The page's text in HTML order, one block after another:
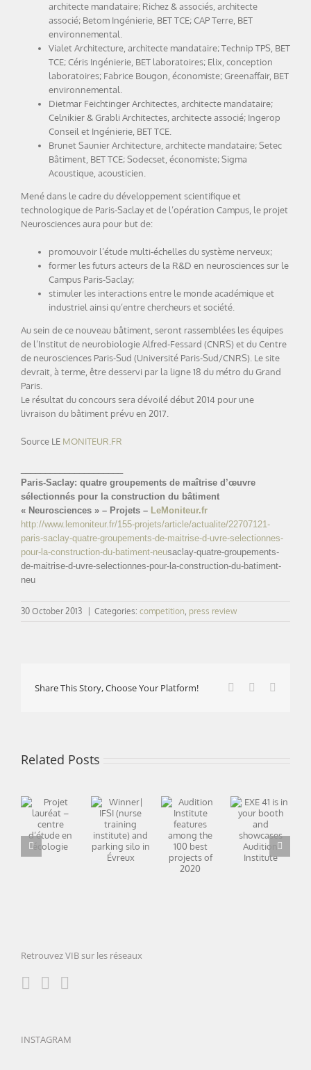
architecte mandataire; Richez & associés, architecte
associé; Betom Ingénierie, BET TCE; CAP Terre, BET
environnemental.
Vialet Architecture, architecte mandataire; Technip TPS, BET
TCE; Céris Ingénierie, BET laboratoires; Elix, conception
laboratoires; Fabrice Bougon, économiste; Greenaffair, BET
environnemental.
Dietmar Feichtinger Architectes, architecte mandataire;
Celnikier & Grabli Architectes, architecte associé; Ingerop
Conseil et Ingénierie, BET TCE.
Brunet Saunier Architecture, architecte mandataire; Setec
Bâtiment, BET TCE; Sodecset, économiste; Sigma
Acoustique, acousticien.
Mené dans le cadre du développement scientifique et
technologique de Paris-Saclay et de l’opération Campus, le projet
Neurosciences aura pour but de:
promouvoir l’étude multi-échelles du système nerveux;
former les futurs acteurs de la R&D en neurosciences sur le
Campus Paris-Saclay;
stimuler les interactions entre le monde académique et
industriel ainsi qu’entre chercheurs et société.
Au sein de ce nouveau bâtiment, seront rassemblées les équipes
de l’Institut de neurobiologie Alfred-Fessard (CNRS) et du Centre
de neurosciences Paris-Sud (Université Paris-Sud/CNRS). Le site
devrait, à terme, être desservi par la ligne 18 du métro du Grand
Paris.
Le résultat du concours sera dévoilé début 2014 pour une
livraison du bâtiment prévu en 2017.
Source LE MONITEUR.FR
Paris-Saclay: quatre groupements de maîtrise d’œuvre
sélectionnés pour la construction du bâtiment
« Neurosciences » – Projets – LeMoniteur.fr
http://www.lemoniteur.fr/155-projets/article/actualite/22707121-
paris-saclay-quatre-groupements-de-maitrise-d-uvre-selectionnes-
pour-la-construction-du-batiment-neusaclay-quatre-groupements-
de-maitrise-d-uvre-selectionnes-pour-la-construction-du-batiment-
neu
30 October 2013 Categories: competition, press review
Share This Story, Choose Your Platform! Facebook
Related Posts
lauréat –
centre
d’étude
en
(nurse
training
institute)
and
parking
Institute
features
among
the 100
best
projects
in your
booth
and
showcases
Audition
Retrouvez VIB sur les réseaux
INSTAGRAM